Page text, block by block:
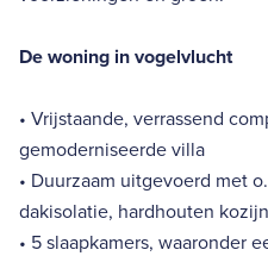
De woning in vogelvlucht
• Vrijstaande, verrassend
gemoderniseerde villa
• Duurzaam uitgevoerd met
dakisolatie, hardhouten
• 5 slaapkamers, waaronder